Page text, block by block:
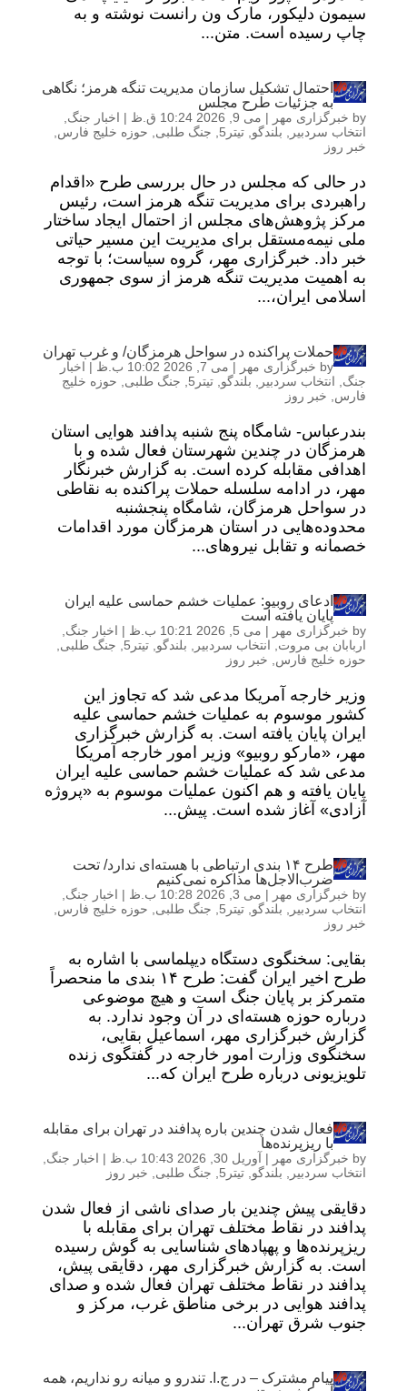
سیمون دلیکور، مارک ون رانست نوشته و به
چاپ رسیده است. متن...
احتمال تشکیل سازمان مدیریت تنگه هرمز؛ نگاهی
به جزئیات طرح مجلس
by خبرگزاری مهر | می 9, 2026 10:24 ق.ظ | اخبار جنگ
انتخاب سردبیر
بلندگو تیتر5 جنگ طلبی حوزه خلیج فارس
خبر روز
در حالی که مجلس در حال بررسی طرح «اقدام
راهبردی برای مدیریت تنگه هرمز است، رئیس
مرکز پژوهش‌های مجلس از احتمال ایجاد ساختار
ملی نیمه‌مستقل برای مدیریت این مسیر حیاتی
خبر داد. خبرگزاری مهر، گروه سیاست؛ با توجه
به اهمیت مدیریت تنگه هرمز از سوی جمهوری
اسلامی ایران،...
حملات پراکنده در سواحل هرمزگان/ و غرب تهران
by خبرگزاری مهر | می 7, 2026 10:02 ب.ظ | اخبار
جنگ
انتخاب سردبیر بلندگو تیتر5 جنگ طلبی
حوزه خلیج
فارس
خبر روز
بندرعباس- شامگاه پنج شنبه پدافند هوایی استان
هرمزگان در چندین شهرستان فعال شده و با
اهدافی مقابله کرده است. به گزارش خبرنگار
مهر، در ادامه سلسله حملات پراکنده به نقاطی
در سواحل هرمزگان، شامگاه پنجشنبه
محدوده‌هایی در استان هرمزگان مورد اقدامات
خصمانه و تقابل نیروهای...
ادعای روبیو: عملیات خشم حماسی علیه ایران
پایان یافته است
by خبرگزاری مهر | می 5, 2026 10:21 ب.ظ | اخبار جنگ
اربابان بی مروت
انتخاب سردبیر بلندگو تیتر5 جنگ طلبی
حوزه خلیج فارس
خبر روز
وزیر خارجه آمریکا مدعی شد که تجاوز این
کشور موسوم به عملیات خشم حماسی علیه
ایران پایان یافته است. به گزارش خبرگزاری
مهر، «مارکو روبیو» وزیر امور خارجه آمریکا
مدعی شد که عملیات خشم حماسی علیه ایران
پایان یافته و هم اکنون عملیات موسوم به «پروژه
آزادی» آغاز شده است. پیش...
طرح ۱۴ بندی ارتباطی با هسته‌ای ندارد/ تحت
ضرب‌الاجل‌ها مذاکره نمی‌کنیم
by خبرگزاری مهر | می 3, 2026 10:28 ب.ظ | اخبار جنگ
انتخاب سردبیر
بلندگو تیتر5 جنگ طلبی حوزه خلیج فارس
خبر روز
بقایی: سخنگوی دستگاه دیپلماسی با اشاره به
طرح اخیر ایران گفت: طرح ۱۴ بندی ما منحصراً
متمرکز بر پایان جنگ است و هیچ موضوعی
درباره حوزه هسته‌ای در آن وجود ندارد. به
گزارش خبرگزاری مهر، اسماعیل بقایی،
سخنگوی وزارت امور خارجه در گفتگوی زنده
تلویزیونی درباره طرح ایران که...
فعال شدن چندین باره پدافند در تهران برای مقابله
با ریزپرنده‌ها
by خبرگزاری مهر | آوریل 30, 2026 10:43 ب.ظ | اخبار جنگ
انتخاب سردبیر
بلندگو تیتر5 جنگ طلبی خبر روز
دقایقی پیش چندین بار صدای ناشی از فعال شدن
پدافند در نقاط مختلف تهران برای مقابله با
ریزپرنده‌ها و پهپادهای شناسایی به گوش رسیده
است. به گزارش خبرگزاری مهر، دقایقی پیش،
پدافند در نقاط مختلف تهران فعال شده و صدای
پدافند هوایی در برخی مناطق غرب، مرکز و
جنوب شرق تهران...
پیام مشترک – در ج.ا. تندرو و میانه رو نداریم، همه